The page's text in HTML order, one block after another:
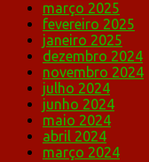
março 2025
fevereiro 2025
janeiro 2025
dezembro 2024
novembro 2024
julho 2024
junho 2024
maio 2024
abril 2024
março 2024